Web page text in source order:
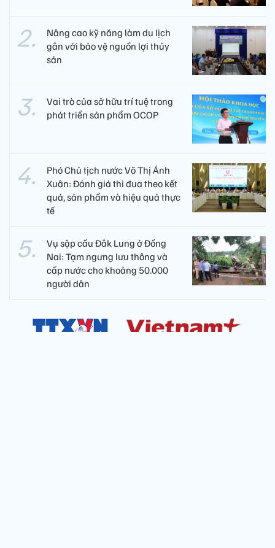
Nâng cao kỹ năng làm du lịch
gắn với bảo vệ nguồn lợi thủy
sản
Vai trò của sở hữu trí tuệ trong
phát triển sản phẩm OCOP
Phó Chủ tịch nước Võ Thị Ánh
Xuân: Đánh giá thi đua theo kết
quả, sản phẩm và hiệu quả thực
tế
Vụ sập cầu Đắk Lung ở Đồng
Nai: Tạm ngưng lưu thông và
cấp nước cho khoảng 50.000
người dân